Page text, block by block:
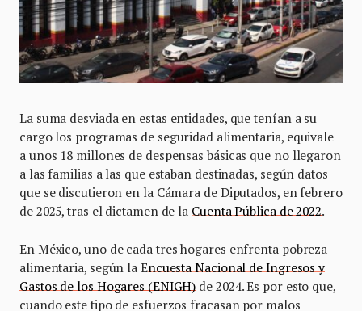
La suma desviada en estas entidades, que tenían a su
cargo los programas de seguridad alimentaria, equivale
a unos 18 millones de despensas básicas que no llegaron
a las familias a las que estaban destinadas, según datos
que se discutieron en la Cámara de Diputados, en febrero
de 2025, tras el dictamen de laCuenta Pública de 2022.
En México, uno de cada tres hogares enfrenta pobreza
alimentaria, según la Encuesta Nacional de Ingresos y
Gastos de los Hogares (ENIGH) de 2024. Es por esto que,
cuando este tipo de esfuerzos fracasan por malos